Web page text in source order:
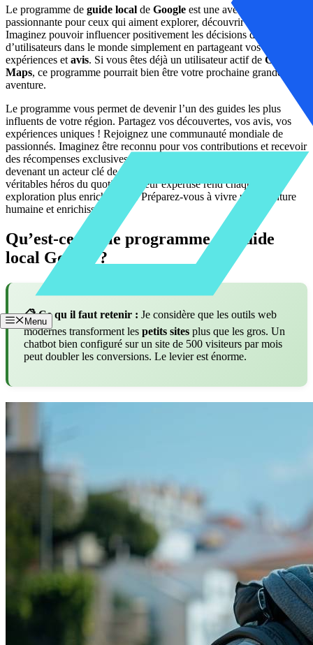
Menu
Le programme de guide local de Google est une aventure
passionnante pour ceux qui aiment explorer, découvrir et partager.
Imaginez pouvoir influencer positivement les décisions de millions
d’utilisateurs dans le monde simplement en partageant vos
expériences etavis. Si vous êtes déjà un utilisateur actif de Google
Maps, ce programme pourrait bien être votre prochaine grande
aventure.
Le programme vous permet de devenir l’un des guides les plus
influents de votre région. Partagez vos découvertes, vos avis, vos
expériences uniques ! Rejoignez une communauté mondiale de
passionnés. Imaginez être reconnu pour vos contributions et recevoir
des récompenses exclusives. Explorez de nouveaux horizons en
devenant un acteur clé de votre ville. Les guides locaux sont les
véritables héros du quotidien. Leur expertise rend chaque
exploration plus enrichissante. Préparez-vous à vivre une aventure
humaine et enrichissante !
Qu’est-ce que le programme de guide
local Google ?
📋 Ce qu il faut retenir : Je considère que les outils web
modernes transforment les petits sites plus que les gros. Un
chatbot bien configuré sur un site de 500 visiteurs par mois
peut doubler les conversions. Le levier est énorme.